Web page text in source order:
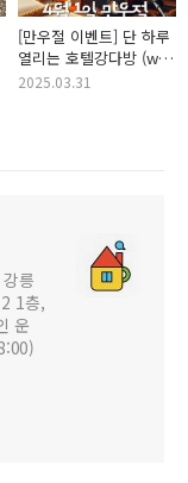
[만우절 이벤트] 단 하루
열리는 호텔강다방 (w
인생서가, 버드나무
2025.03.31
릉
1층,
운